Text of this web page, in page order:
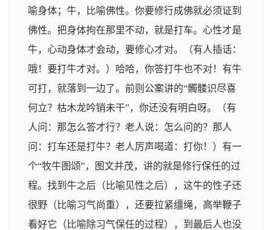
喻身体；牛，比喻佛性。你要修行成佛就必须证到
佛性。把身体拘在那里不动，就是打车。心性才是
牛，心动身体才会动，要修心才对。（有人插话：
哦！要打牛才对。）哈哈，你答打牛也不对！有牛
可打，就落到一边了。前则公案讲的“髑髅识尽喜
何立？枯木龙吟销未干”，你还没有明白呀。（有
人问：那怎么答才行？老人说：怎么问的？那人
问：打车还是打牛？老人厉声喝道：打你！）有一
个“牧牛图颂”，图文并茂，讲的就是修行保任的过
程。找到牛之后（比喻见性之后），这牛的性子还
很野（比喻习气尚重），还要拉紧缰绳，高举鞭子
看好它（比喻除习气保任的过程），到最后人也没